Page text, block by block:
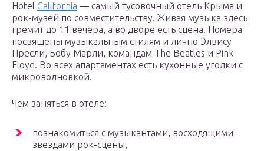
Hotel California — самый тусовочный отель Крыма и
рок-музей по совместительству. Живая музыка здесь
гремит до 11 вечера, а во дворе есть сцена. Номера
посвящены музыкальным стилям и лично Элвису
Пресли, Бобу Марли, командам The Beatles и Pink
Floyd. Во всех апартаментах есть кухонные уголки с
микроволновкой.
Чем заняться в отеле:
познакомиться с музыкантами, восходящими
звездами рок-сцены,